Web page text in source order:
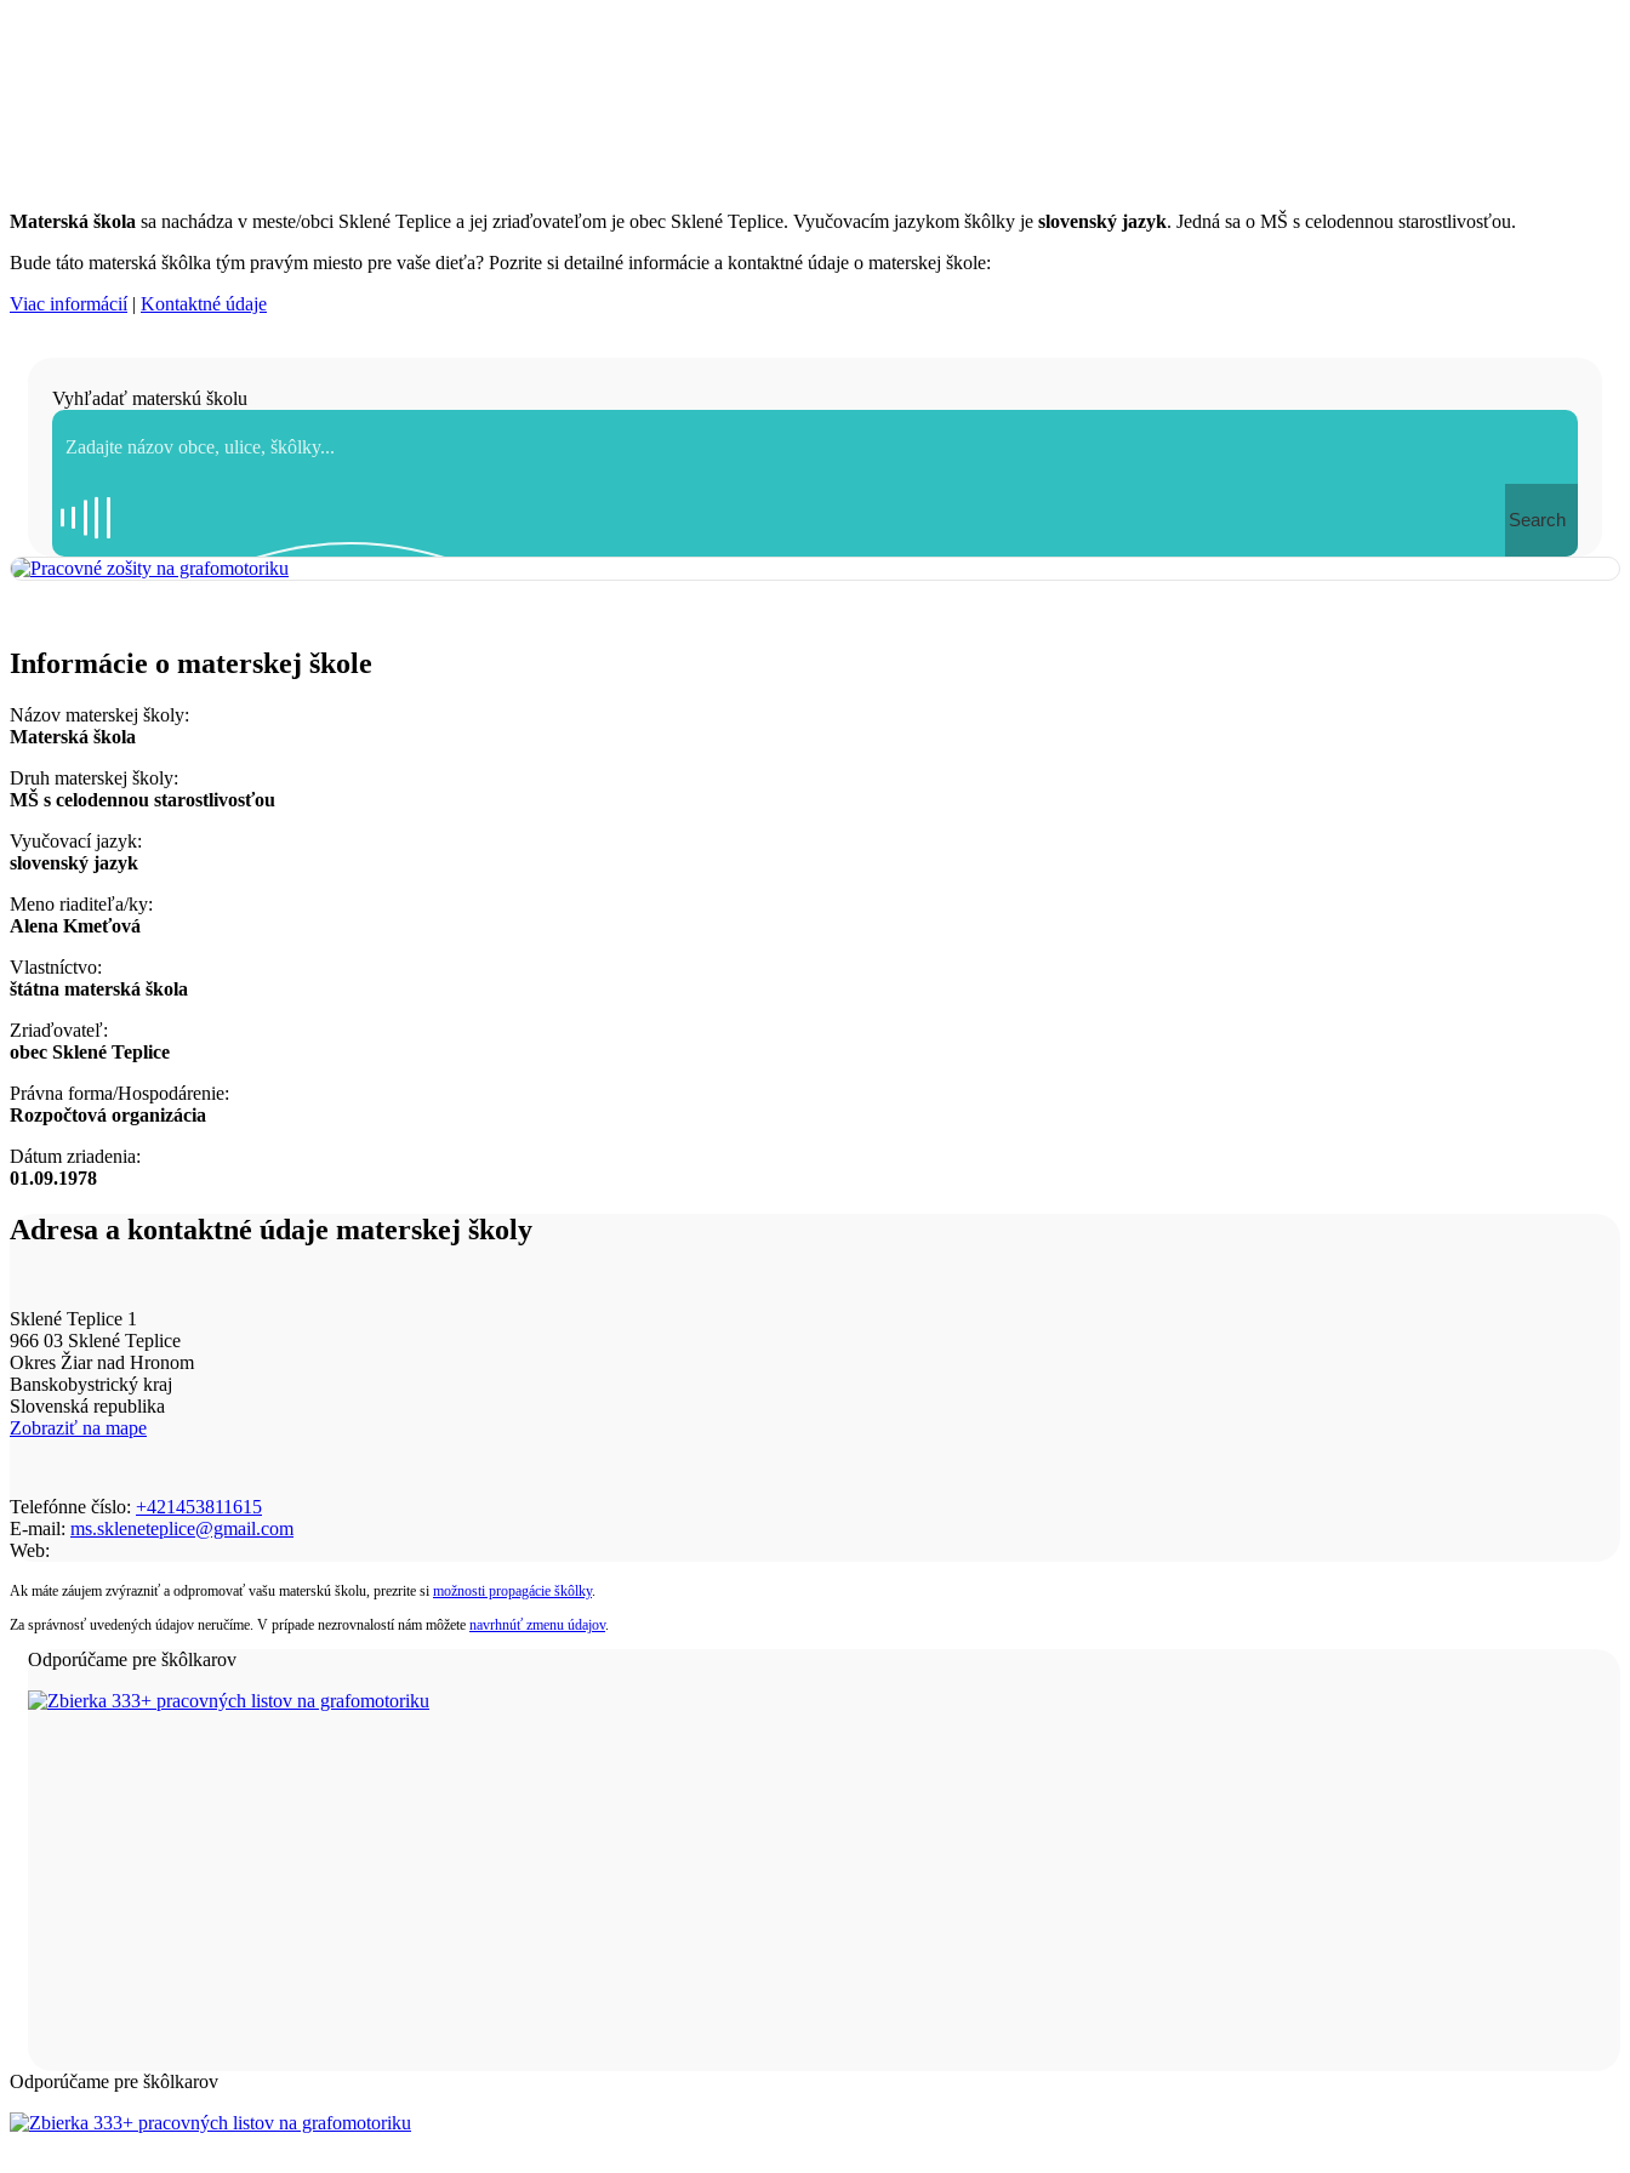
Materská škola sa nachádza v meste/obci Sklené Teplice a jej zriaďovateľom je obec Sklené Teplice. Vyučovacím jazykom škôlky je slovenský jazyk. Jedná sa o MŠ s celodennou starostlivosťou.
Bude táto materská škôlka tým pravým miesto pre vaše dieťa? Pozrite si detailné informácie a kontaktné údaje o materskej škole:
Viac informácií| Kontaktné údaje
Vyhľadať materskú školu
Search
Informácie o materskej škole
Názov materskej školy:
Materská škola
Druh materskej školy:
MŠ s celodennou starostlivosťou
Vyučovací jazyk:
slovenský jazyk
Meno riaditeľa/ky:
Alena Kmeťová
Vlastníctvo:
štátna materská škola
Zriaďovateľ:
obec Sklené Teplice
Právna forma/Hospodárenie:
Rozpočtová organizácia
Dátum zriadenia:
01.09.1978
Adresa a kontaktné údaje materskej školy
Sklené Teplice 1
966 03 Sklené Teplice
Okres Žiar nad Hronom
Banskobystrický kraj
Slovenská republika
Zobraziť na mape
Telefónne číslo: +421453811615
E-mail: ms.skleneteplice@gmail.com
Web:
Ak máte záujem zvýrazniť a odpromovať vašu materskú školu, prezrite si možnosti propagácie škôlky.
Za správnosť uvedených údajov neručíme. V prípade nezrovnalostí nám môžete navrhnúť zmenu údajov.
Odporúčame pre škôlkarov
Odporúčame pre škôlkarov